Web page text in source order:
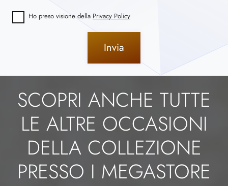
Ho preso visione della Privacy Policy
Invia
SCOPRI ANCHE TUTTE
LE ALTRE OCCASIONI
DELLA COLLEZIONE
PRESSO I MEGASTORE